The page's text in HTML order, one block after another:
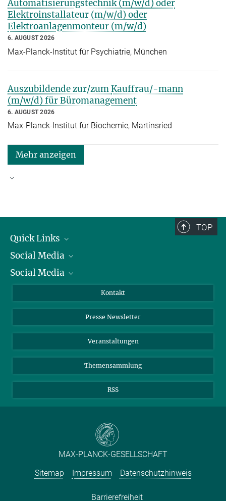
Automatisierungstechnik (m/w/d) oder
Elektroinstallateur (m/w/d) oder
Elektroanlagenmonteur (m/w/d)
6. AUGUST 2026
Max-Planck-Institut für Psychiatrie, München
Auszubildende zur/zumKauffrau/-mann
(m/w/d) für Büromanagement
6. AUGUST 2026
Max-Planck-Institut für Biochemie, Martinsried
Mehr anzeigen
TOP
Quick Links
Präsident
Zahlen und Fakten
Social Media
Bluesky
TikTok
Social Media
Instagram
YouTube
Kontakt
Presse Newsletter
Veranstaltungen
Themensammlung
RSS
MAX-PLANCK-GESELLSCHAFT
Sitemap
Impressum Datenschutzhinweis
Barrierefreiheit